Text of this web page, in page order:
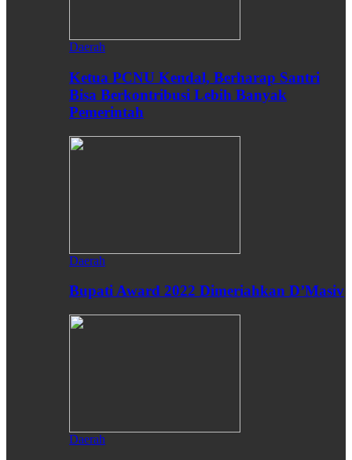
Daerah
Ketua PCNU Kendal, Berharap Santri
Bisa Berkontribusi Lebih Banyak
Pemerintah
Daerah
Bupati Award 2022 Dimeriahkan D’Masiv
Daerah